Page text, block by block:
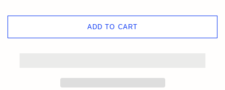
ADD TO CART